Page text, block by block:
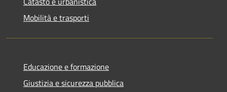
Mobilità e trasporti
Educazione e formazione
Giustizia e sicurezza pubblica